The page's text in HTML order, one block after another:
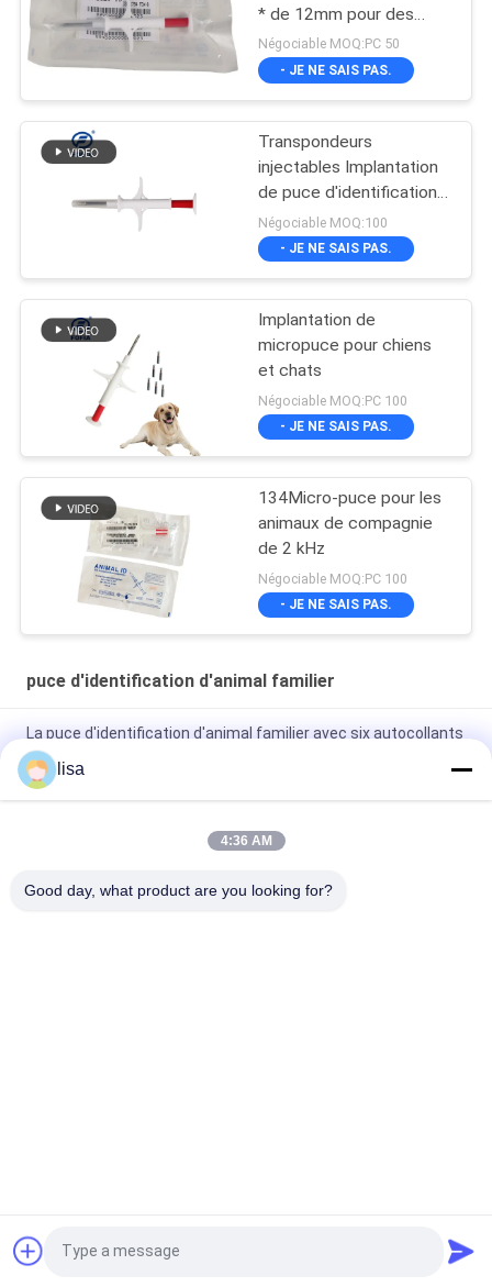
* de 12mm pour des
chiens dépistant,
transpondeurs
injectables de la norme
Négociable MOQ:PC 50
- JE NE SAIS PAS.
Transpondeurs
injectables Implantation
de puce d'identification
pour animaux de
compagnie pour chiens
avec puce de
chiens
Négociable MOQ:100
- JE NE SAIS PAS.
Implantation de
micropuce pour chiens
et chats
Négociable MOQ:PC 100
- JE NE SAIS PAS.
134Micro-puce pour les
animaux de compagnie
de 2 kHz
Négociable MOQ:PC 100
- JE NE SAIS PAS.
puce d'identification d'animal familier
La puce d'identification d'animal familier avec six autocollants
avec ICAR a approuvé les transpondeurs injectables
Faites l'expérience de la commodité de notre micro-puce
d'identification avancée pour animaux de compagnie
au gaz pour chiens
Marques D'oreille De
Moutons
Demandez un devis
lisa
4:36 AM
Good day, what product are you looking for?